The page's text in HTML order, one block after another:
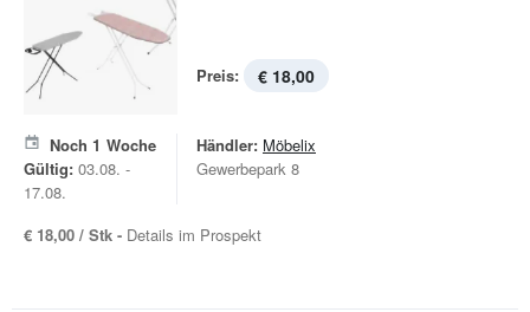
Preis: € 18,00
Noch 1 Woche
Gültig: 03.08. -
17.08.
Händler: Möbelix
Gewerbepark 8
€ 18,00 / Stk - Details im Prospekt